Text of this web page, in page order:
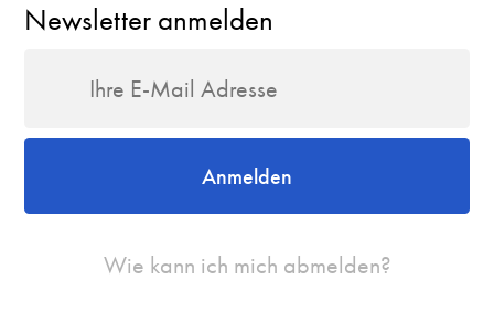
Newsletter anmelden
Anmelden
Wie kann ich mich abmelden?